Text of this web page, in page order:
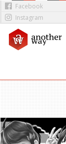
Facebook
Instagram